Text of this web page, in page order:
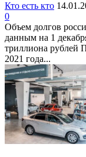
Кто есть кто
0
Объем долгов
данным на 1
триллиона рублей
2021 года...